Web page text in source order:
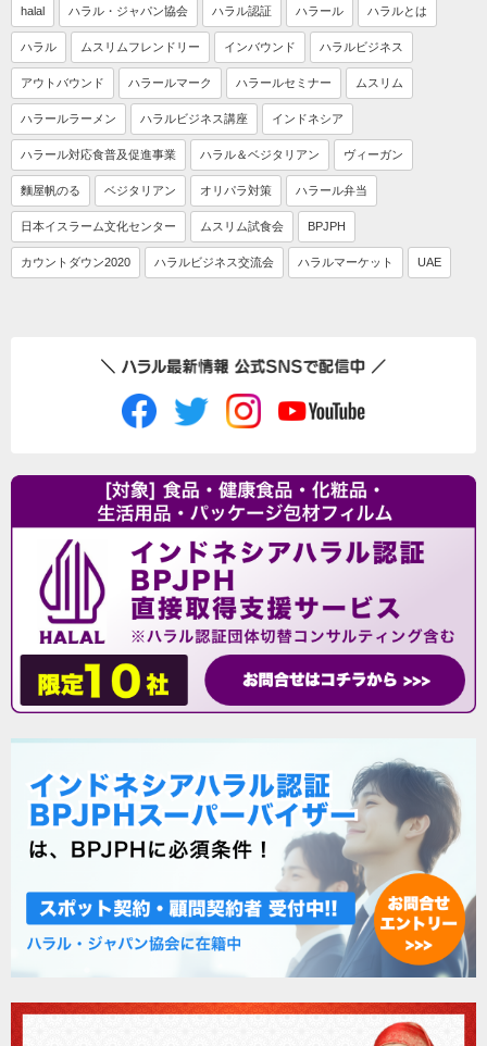
halal ハラル・ジャパン協会 ハラル認証 ハラール ハラルとは
ハラル ムスリムフレンドリー インバウンド ハラルビジネス
アウトバウンド ハラールマーク ハラールセミナー ムスリム
ハラールラーメン ハラルビジネス講座 インドネシア
ハラール対応食普及促進事業 ハラル＆ベジタリアン ヴィーガン
麵屋帆のる ベジタリアン オリパラ対策 ハラール弁当
日本イスラーム文化センター ムスリム試食会 BPJPH
カウントダウン2020 ハラルビジネス交流会 ハラルマーケット UAE